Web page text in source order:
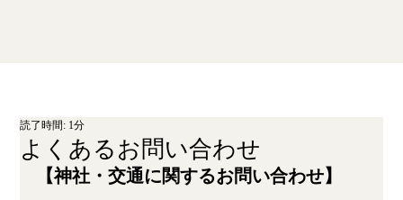
よくあるお問い合わせ
読了時間: 1分
【神社・交通に関するお問い合わせ】